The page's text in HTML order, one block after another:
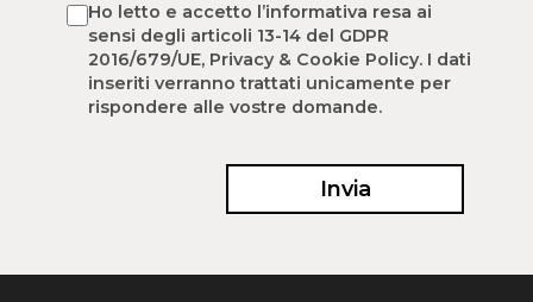
Ho letto e accetto l’informativa resa ai
sensi degli articoli 13-14 del GDPR
2016/679/UE, Privacy & Cookie Policy. I dati
inseriti verranno trattati unicamente per
rispondere alle vostre domande.
Invia